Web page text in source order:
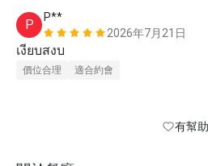
P
P**
2026年7月21日
เงียบสงบ
價位合理 適合約會
有幫